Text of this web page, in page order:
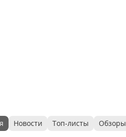
Новости Топ-листы Обзоры